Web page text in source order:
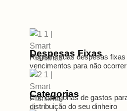
Despesas Fixas
Registre suas despesas fixas
vencimentos para não
Categorias
Crie categorias de gastos
distribuição do seu dinheiro